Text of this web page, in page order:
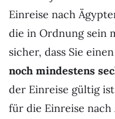
Einreise nach
die in Ordnung sein
sicher, dass Sie einen
noch mindestens
der Einreise gültig
für die Einreise nach